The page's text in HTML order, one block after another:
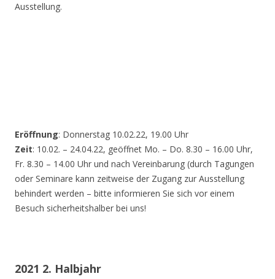
Ausstellung.
Eröffnung: Donnerstag 10.02.22, 19.00 Uhr
Zeit: 10.02. – 24.04.22, geöffnet Mo. – Do. 8.30 – 16.00 Uhr,
Fr. 8.30 – 14.00 Uhr und nach Vereinbarung (durch Tagungen
oder Seminare kann zeitweise der Zugang zur Ausstellung
behindert werden – bitte informieren Sie sich vor einem
Besuch sicherheitshalber bei uns!
2021 2. Halbjahr